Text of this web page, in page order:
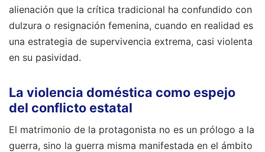
alienación que la crítica tradicional ha confundido con
dulzura o resignación femenina, cuando en realidad es
una estrategia de supervivencia extrema, casi violenta
en su pasividad.
La violencia doméstica como espejo
del conflicto estatal
El matrimonio de la protagonista no es un prólogo a la
guerra, sino la guerra misma manifestada en el ámbito